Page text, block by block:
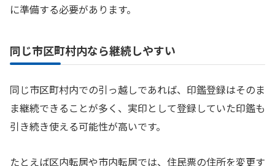
に準備する必要があります。
同じ市区町村内なら継続しやすい
同じ市区町村内での引っ越しであれば、印鑑登録はそのま
ま継続できることが多く、実印として登録していた印鑑も
引き続き使える可能性が高いです。
たとえば区内転居や市内転居では、住民票の住所を変更す